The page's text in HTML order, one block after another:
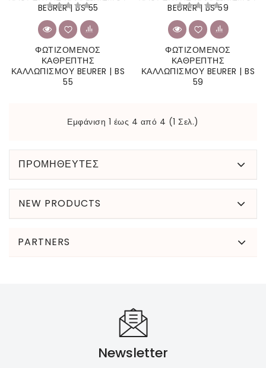
ΦΩΤΙΖΟΜΕΝΟΣ
ΚΑΘΡΕΠΤΗΣ
ΚΑΛΛΩΠΙΣΜΟΥ BEURER | BS
55
ΦΩΤΙΖΟΜΕΝΟΣ
ΚΑΘΡΕΠΤΗΣ
ΚΑΛΛΩΠΙΣΜΟΥ BEURER | BS
59
Εμφάνιση 1 έως 4 από 4 (1 Σελ.)
ΠΡΟΜΗΘΕΥΤΕΣ
NEW PRODUCTS
PARTNERS
Newsletter